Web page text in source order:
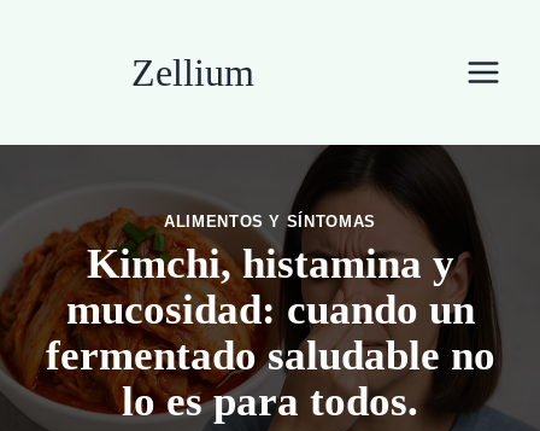
Zellium
ALIMENTOS Y SÍNTOMAS
Kimchi, histamina y
mucosidad: cuando un
fermentado saludable no
lo es para todos.